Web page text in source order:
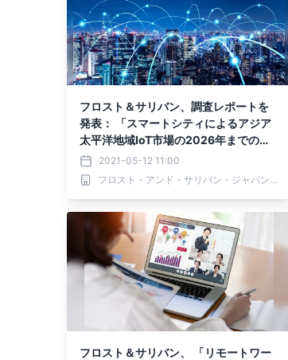
フロスト＆サリバン、調査レポートを
発表： 「スマートシティによるアジア
太平洋地域IoT市場の2026年までの成
長」2021-05-12 11:00
フロスト・アンド・サリバン・ジャパン 株式会社
フロスト＆サリバン、 「リモートワー